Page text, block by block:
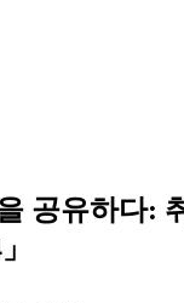
공유하다: